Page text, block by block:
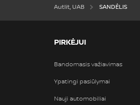
Autlit, UAB SANDĖLIS
PIRKĖJUI
Bandomasis važiavimas
Ypatingi pasiūlymai
Nauji automobiliai